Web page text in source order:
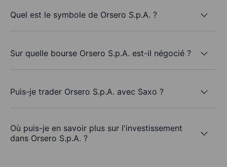
Quel est le symbole de Orsero S.p.A. ?
Sur quelle bourse Orsero S.p.A. est-il négocié ?
Puis-je trader Orsero S.p.A. avec Saxo ?
Où puis-je en savoir plus sur l'investissement
dans Orsero S.p.A. ?